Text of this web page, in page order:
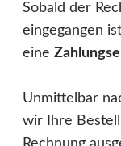
Sobald der
eingegangen
eine
Unmittelbar
wir Ihre